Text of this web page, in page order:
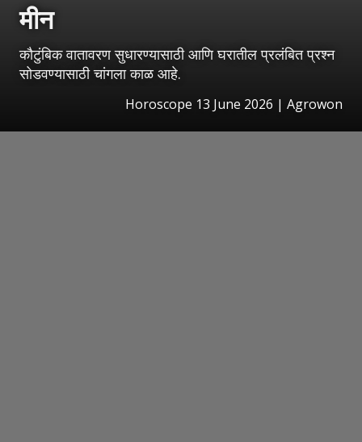
मीन
कौटुंबिक वातावरण सुधारण्यासाठी आणि घरातील प्रलंबित प्रश्न
सोडवण्यासाठी चांगला काळ आहे.
Horoscope 13 June 2026 | Agrowon